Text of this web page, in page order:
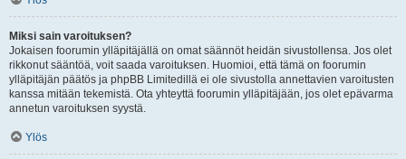
Miksi sain varoituksen?
Jokaisen foorumin ylläpitäjällä on omat säännöt heidän sivustollensa. Jos olet
rikkonut sääntöä, voit saada varoituksen. Huomioi, että tämä on foorumin
ylläpitäjän päätös ja phpBB Limitedillä ei ole sivustolla annettavien varoitusten
kanssa mitään tekemistä. Ota yhteyttä foorumin ylläpitäjään, jos olet epävarma
annetun varoituksen syystä.
Ylös